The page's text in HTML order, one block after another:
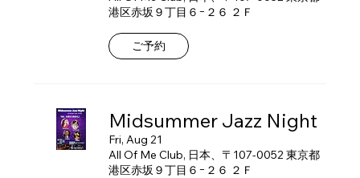
港区赤坂９丁目６−２６ ２Ｆ
ご予約
Midsummer Jazz Night
Fri, Aug 21
All Of Me Club, 日本、〒107-0052 東京都
港区赤坂９丁目６−２６ ２Ｆ